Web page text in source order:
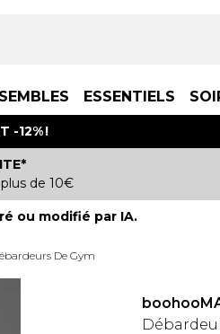
ESSENTIELS
-12% !
de 10€
ou modifié par IA.
De Gym